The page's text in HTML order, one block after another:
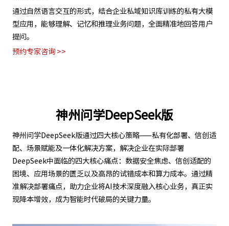
通过自然语言交互的形式，结合企业私域知识库训练的私有大模
型应用，能够理解、记忆和推理业务问题，全面精准地回答用户
提问。
预约专家咨询 >>
神州问学DeepSeek版
神州问学DeepSeek版通过四大核心策略——私有化部署、信创适
配、场景赋能及一体化解决方案，解决企业在实际部署
DeepSeek中面临的四大核心痛点：数据安全焦虑、信创适配的
困境、应用场景的匮乏以及高昂的试错成本和算力成本。通过精
准解决部署痛点，助力企业将AI技术深度融入核心业务，真正实
现降本增效，成为智能时代破局的关键力量。